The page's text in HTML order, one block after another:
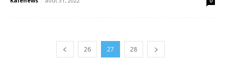
26 27 28